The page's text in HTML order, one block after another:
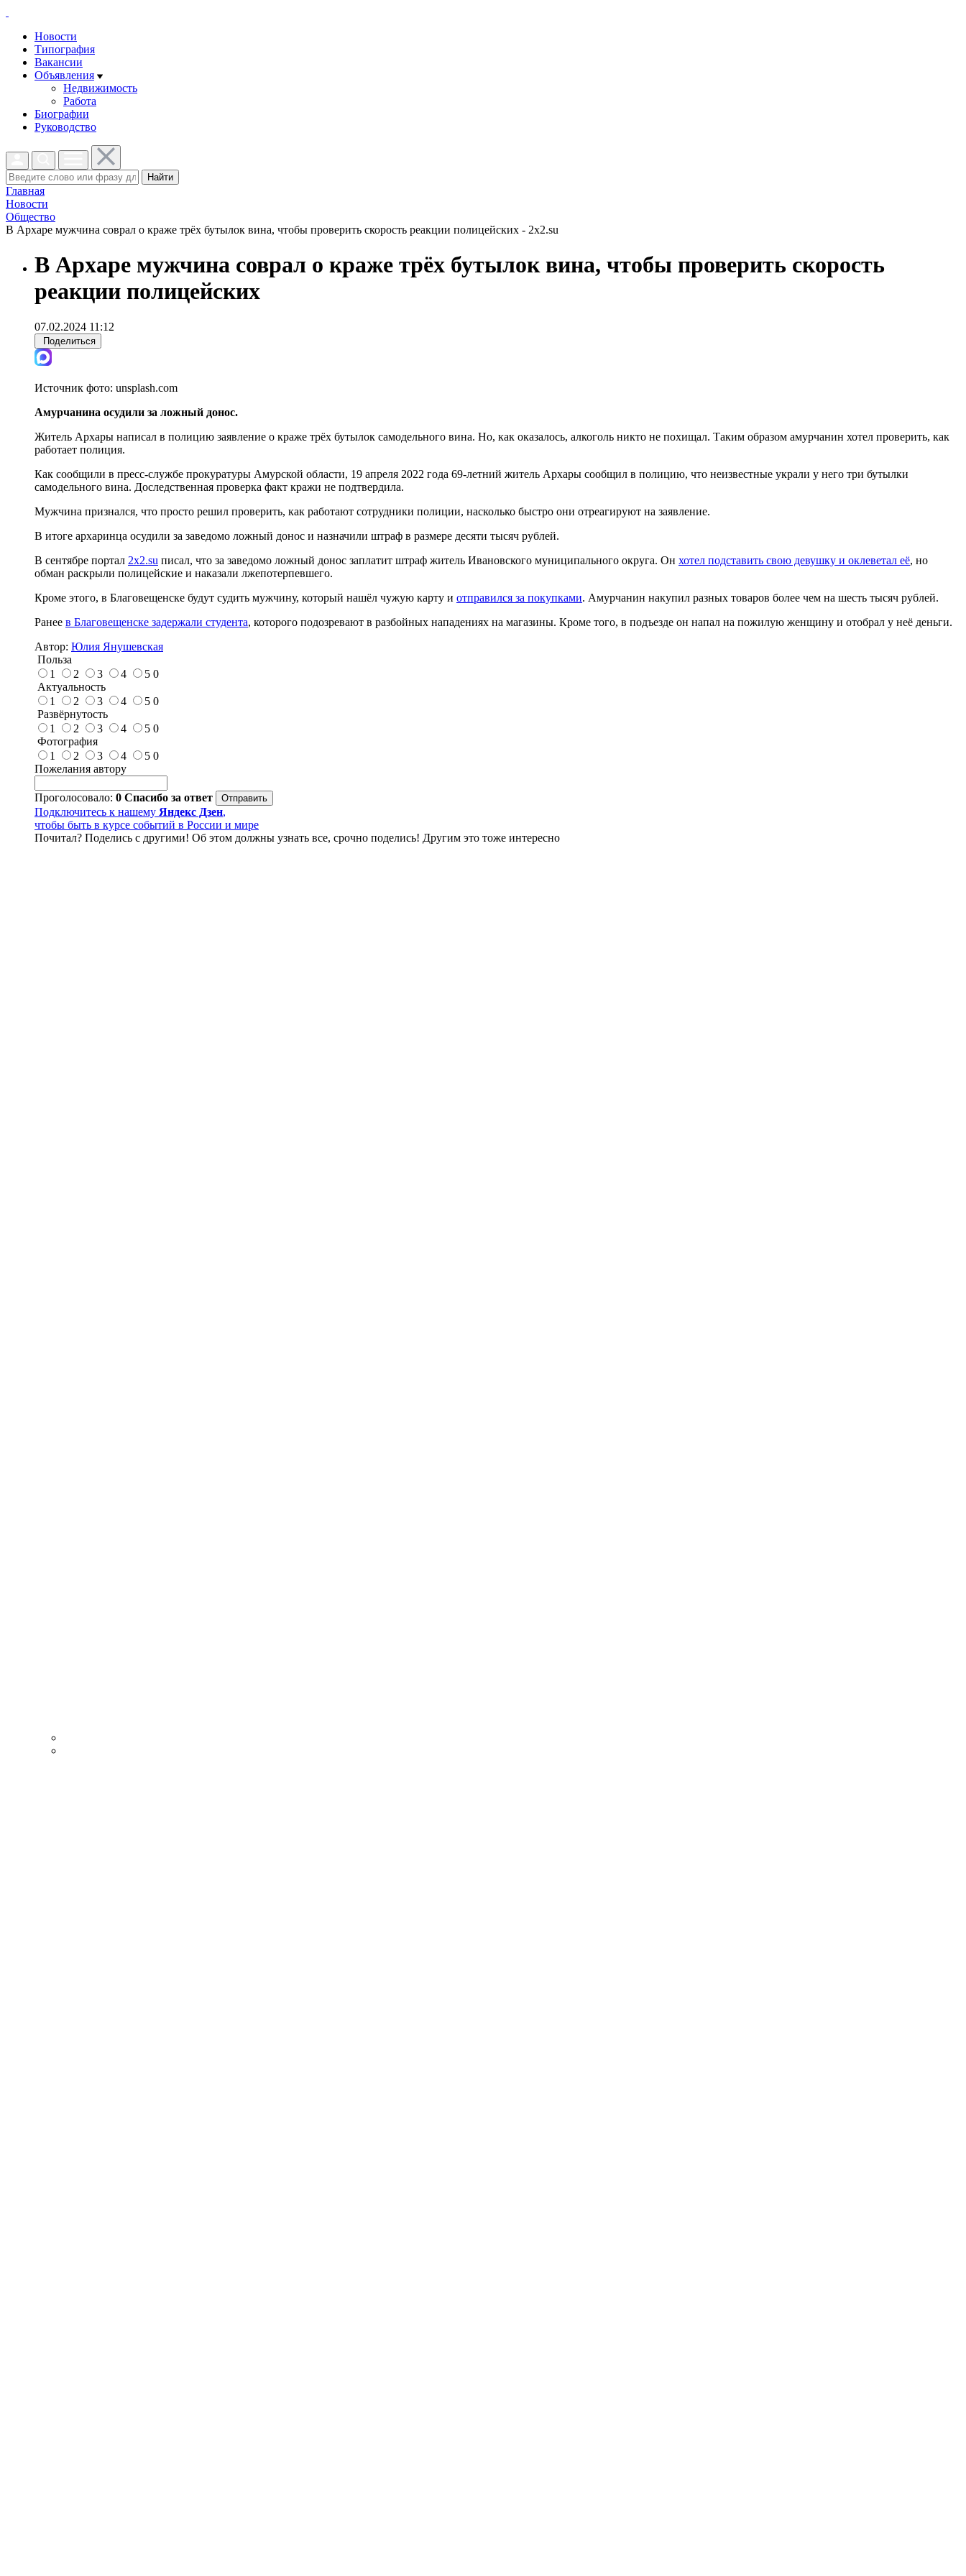
Новости
Типография
Вакансии
Объявления
Недвижимость
Работа
Биографии
Руководство
Найти
Главная
Новости
Общество
В Архаре мужчина соврал о краже трёх бутылок вина, чтобы проверить скорость реакции полицейских - 2x2.su
В Архаре мужчина соврал о краже трёх бутылок вина, чтобы проверить скорость
реакции полицейских
07.02.2024 11:12
Поделиться
Источник фото: unsplash.com
Амурчанина осудили за ложный донос.
Житель Архары написал в полицию заявление о краже трёх бутылок самодельного вина. Но, как оказалось, алкоголь никто не похищал. Таким образом амурчанин хотел проверить, как
работает полиция.
Как сообщили в пресс-службе прокуратуры Амурской области, 19 апреля 2022 года 69-летний житель Архары сообщил в полицию, что неизвестные украли у него три бутылки
самодельного вина. Доследственная проверка факт кражи не подтвердила.
Мужчина признался, что просто решил проверить, как работают сотрудники полиции, насколько быстро они отреагируют на заявление.
В итоге архаринца осудили за заведомо ложный донос и назначили штраф в размере десяти тысяч рублей.
В сентябре портал 2x2.su писал, что за заведомо ложный донос заплатит штраф житель Ивановского муниципального округа. Он хотел подставить свою девушку и оклеветал её, но
обман раскрыли полицейские и наказали лжепотерпевшего.
Кроме этого, в Благовещенске будут судить мужчину, который нашёл чужую карту и отправился за покупками. Амурчанин накупил разных товаров более чем на шесть тысяч рублей.
Ранее в Благовещенске задержали студента, которого подозревают в разбойных нападениях на магазины. Кроме того, в подъезде он напал на пожилую женщину и отобрал у неё деньги.
Автор: Юлия Янушевская
Польза
1
2 3 4 5 0
Актуальность
1
2 3 4 5 0
Развёрнутость
1
2 3 4 5 0
Фотография
1
2 3 4 5 0
Пожелания автору
Проголосовало: 0 Спасибо за ответ
Подключитесь к нашему Яндекс Дзен,
чтобы быть в курсе событий в России и мире
Почитал? Поделись с другими! Об этом должны узнать все, срочно поделись! Другим это тоже интересно